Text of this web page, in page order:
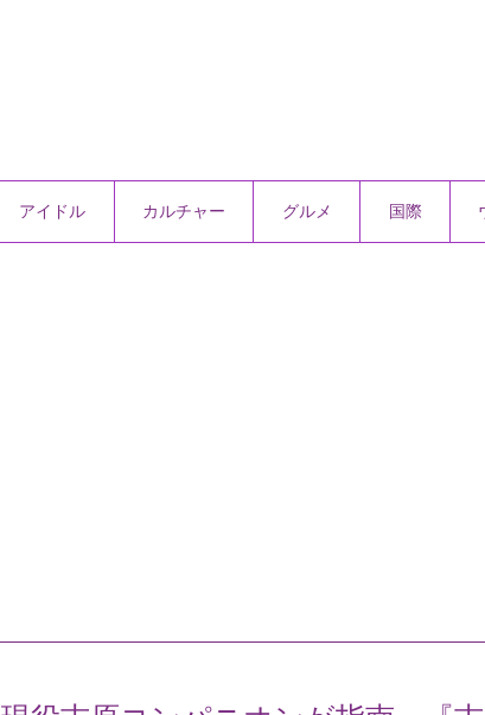
アイドル カルチャー グルメ 国際